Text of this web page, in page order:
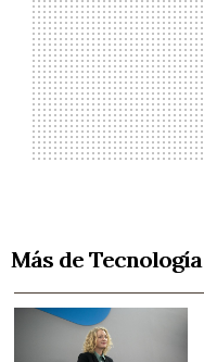
Más de Tecnología